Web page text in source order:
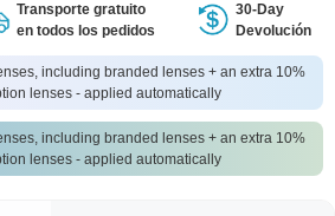
Transporte gratuito
en todos los pedidos
30-Day
Devolución
including branded lenses + an extra 10%
lenses - applied automatically
including branded lenses + an extra 10%
lenses - applied automatically